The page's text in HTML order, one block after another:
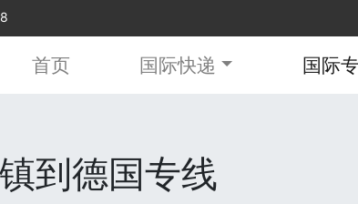
首页 国际快递 国际
到德国专线